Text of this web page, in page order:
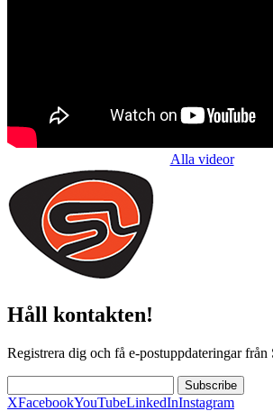
Alla videor
Håll kontakten!
Registrera dig och få e-postuppdateringar från
Subscribe
XFacebookYouTubeLinkedInInstagram